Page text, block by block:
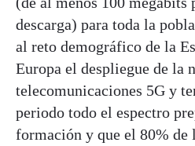
descarga) para toda la
al reto demográfico de la
Europa el despliegue de la
telecomunicaciones 5G y
periodo todo el espectro
formación y que el 80% de